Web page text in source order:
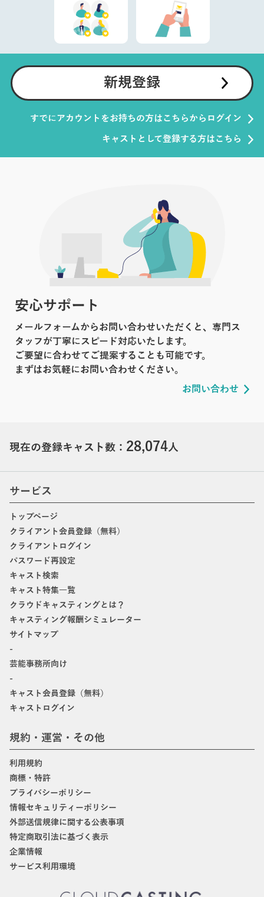
新規登録
すでにアカウントをお持ちの方はこちらからログイン
キャストとして登録する方はこちら
安心サポート
メールフォームからお問い合わせいただくと、専門ス
タッフが丁寧にスピード対応いたします。
ご要望に合わせてご提案することも可能です。
まずはお気軽にお問い合わせください。
お問い合わせ
現在の登録キャスト数： 28,074人
サービス
トップページ
クライアント会員登録（無料）
クライアントログイン
パスワード再設定
キャスト検索
キャスト特集一覧
クラウドキャスティングとは？
キャスティング報酬シミュレーター
サイトマップ
-
芸能事務所向け
-
キャスト会員登録（無料）
キャストログイン
規約・運営・その他
利用規約
商標・特許
プライバシーポリシー
情報セキュリティーポリシー
外部送信規律に関する公表事項
特定商取引法に基づく表示
企業情報
サービス利用環境